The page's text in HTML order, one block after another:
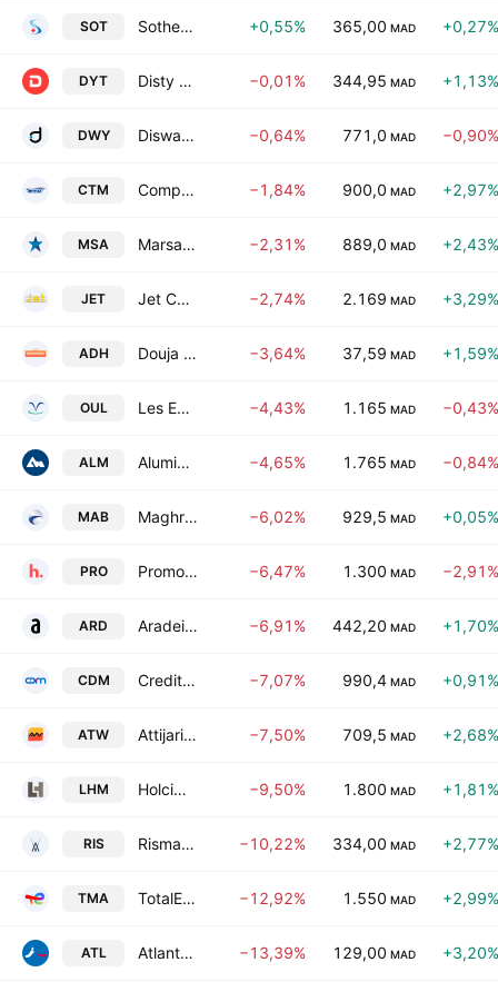
SOT Sothema +0,55% 365,00 MAD +0,27%
DYT Disty Technologies SA −0,01% 344,95 MAD +1,13%
DWY Disway SA −0,64% 771,0 MAD −0,90%
CTM Compagnie de Transport au Maroc SA −1,84% 900,0 MAD +2,97%
MSA Marsa Maroc SA −2,31% 889,0 MAD +2,43%
JET Jet Contractors SA −2,74% 2.169 MAD +3,29%
ADH Douja Promotion Groupe Addoha SA −3,64% 37,59 MAD +1,59%
OUL Les Eaux Minerales d'Oulmes SA −4,43% 1.165 MAD −0,43%
ALM Aluminium du Maroc −4,65% 1.765 MAD −0,84%
MAB Maghrebail SA −6,02% 929,5 MAD +0,05%
PRO Promopharm SA −6,47% 1.300 MAD −2,91%
ARD Aradei Capital SA −6,91% 442,20 MAD +1,70%
CDM Credit du Maroc (Ste) SA −7,07% 990,4 MAD +0,91%
ATW Attijariwafa Bank SA −7,50% 709,5 MAD +2,68%
LHM Holcim Maroc S.A −9,50% 1.800 MAD +1,81%
RIS Risma SA −10,22% 334,00 MAD +2,77%
TMA TotalEnergies Marketing Maroc −12,92% 1.550 MAD +2,99%
ATL AtlantaSanad −13,39% 129,00 MAD +3,20%